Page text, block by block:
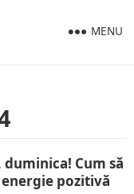
MENU
Cum să
pozitivă